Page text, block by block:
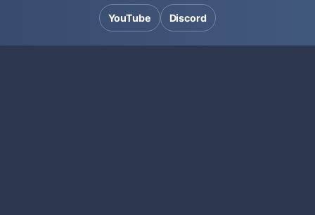
YouTube Discord